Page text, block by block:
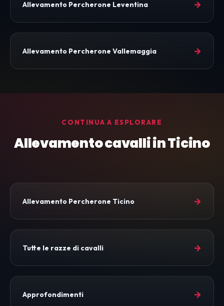
Allevamento Percherone Leventina →
Allevamento Percherone Vallemaggia →
CONTINUA A ESPLORARE
Allevamento cavalli in Ticino
Allevamento Percherone Ticino →
Tutte le razze di cavalli →
Approfondimenti →